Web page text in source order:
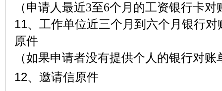
（申请人最近3至6个月的工资银行卡对
11、工作单位近三个月到六个月银行
原件
（如果申请者没有提供个人的银行对
12、邀请信原件